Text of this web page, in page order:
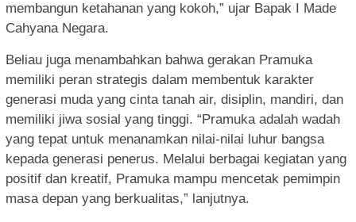
membangun ketahanan yang kokoh,” ujar Bapak I Made
Cahyana Negara.
Beliau juga menambahkan bahwa gerakan Pramuka
memiliki peran strategis dalam membentuk karakter
generasi muda yang cinta tanah air, disiplin, mandiri, dan
memiliki jiwa sosial yang tinggi. “Pramuka adalah wadah
yang tepat untuk menanamkan nilai-nilai luhur bangsa
kepada generasi penerus. Melalui berbagai kegiatan yang
positif dan kreatif, Pramuka mampu mencetak pemimpin
masa depan yang berkualitas,” lanjutnya.